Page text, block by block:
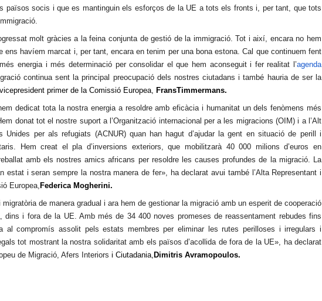
països socis i que es mantinguin els esforços de la UE a tots els fronts i, per tant, que tots
molt gràcies a la feina conjunta de gestió de la immigració. Tot i així, encara no hem
ens havíem marcat i, per tant, encara en tenim per una bona estona. Cal que continuem fent
energia i més determinació per consolidar el que hem aconseguit i fer realitat l’agenda
continua sent la principal preocupació dels nostres ciutadans i també hauria de ser la
vicepresident primer de la Comissió Europea, FransTimmermans.
dedicat tota la nostra energia a resoldre amb eficàcia i humanitat un dels fenòmens més
donat tot el nostre suport a l’Organització internacional per a les migracions (OIM) i a l’Alt
Unides per als refugiats (ACNUR) quan han hagut d’ajudar la gent en situació de perill i
Hem creat el pla d’inversions exteriors, que mobilitzarà 40 000 milions d’euros en
amb els nostres amics africans per resoldre les causes profundes de la migració. La
estat i seran sempre la nostra manera de fer», ha declarat avui també l’Alta Representant i
Europea, Federica Mogherini.
de manera gradual i ara hem de gestionar la migració amb un esperit de cooperació
dins i fora de la UE. Amb més de 34 400 noves promeses de reassentament rebudes fins
al compromís assolit pels estats membres per eliminar les rutes perilloses i irregulars i
tot mostrant la nostra solidaritat amb els països d’acollida de fora de la UE», ha declarat
de Migració, Afers Interiors i Ciutadania, Dimitris Avramopoulos.